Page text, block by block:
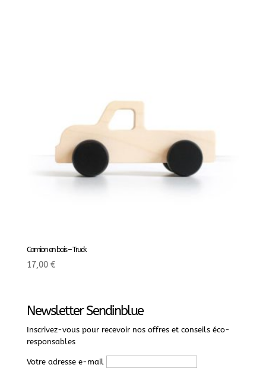
Camion en bois – Truck
17,00 €
Newsletter Sendinblue
Inscrivez-vous pour recevoir nos offres et conseils éco-
responsables
Votre adresse e-mail